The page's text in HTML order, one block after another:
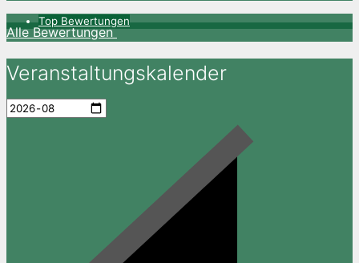
Top Bewertungen
Alle Bewertungen
Veranstaltungskalender